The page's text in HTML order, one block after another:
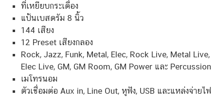
ที่เหยียบกระเดื่อง
แป้นเบสดรัม 8 นิ้ว
144 เสียง
12 Preset เสียงกลอง
Rock, Jazz, Funk, Metal, Elec, Rock Live, Metal Live,
Elec Live, GM, GM Room, GM Power และ Percussion
เมโทรนอม
ตัวเชื่อมต่อ Aux in, Line Out, หูฟัง, USB และแหล่งจ่ายไฟ